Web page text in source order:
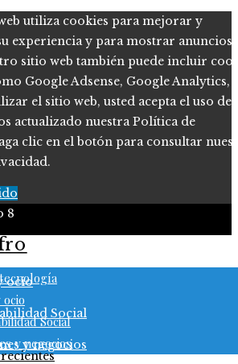
utiliza cookies para mejorar y
experiencia y para mostrar anuncios
sitio web también puede incluir
Google Adsense, Google Analytics,
el sitio web, usted acepta el uso de
actualizado nuestra Política de
clic en el botón para consultar
8
tecnología
ocio
Social
y negocios
Social
y negocios